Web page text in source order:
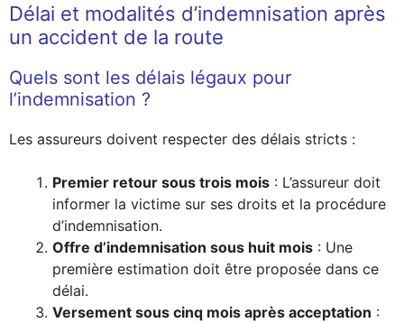
Délai et modalités d’indemnisation après
un accident de la route
Quels sont les délais légaux pour
l’indemnisation ?
Les assureurs doivent respecter des délais stricts :
Premier retour sous trois mois : L’assureur doit
informer la victime sur ses droits et la procédure
d’indemnisation.
Offre d’indemnisation sous huit mois : Une
première estimation doit être proposée dans ce
délai.
Versement sous cinq mois après acceptation :